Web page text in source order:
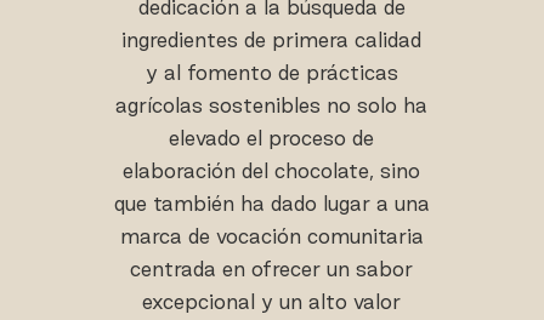
dedicación a la búsqueda de
ingredientes de primera calidad
y al fomento de prácticas
agrícolas sostenibles no solo ha
elevado el proceso de
elaboración del chocolate, sino
que también ha dado lugar a una
marca de vocación comunitaria
centrada en ofrecer un sabor
excepcional y un alto valor